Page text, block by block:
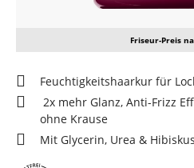
Friseur-Preis
Feuchtigkeitshaarkur für
2x mehr Glanz, Anti-Frizz
ohne Krause
Mit Glycerin, Urea &